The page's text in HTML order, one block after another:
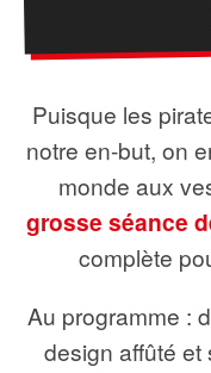
Puisque les
notre en-but, on
monde aux
grosse séance
complète
Au programme :
design affûté et